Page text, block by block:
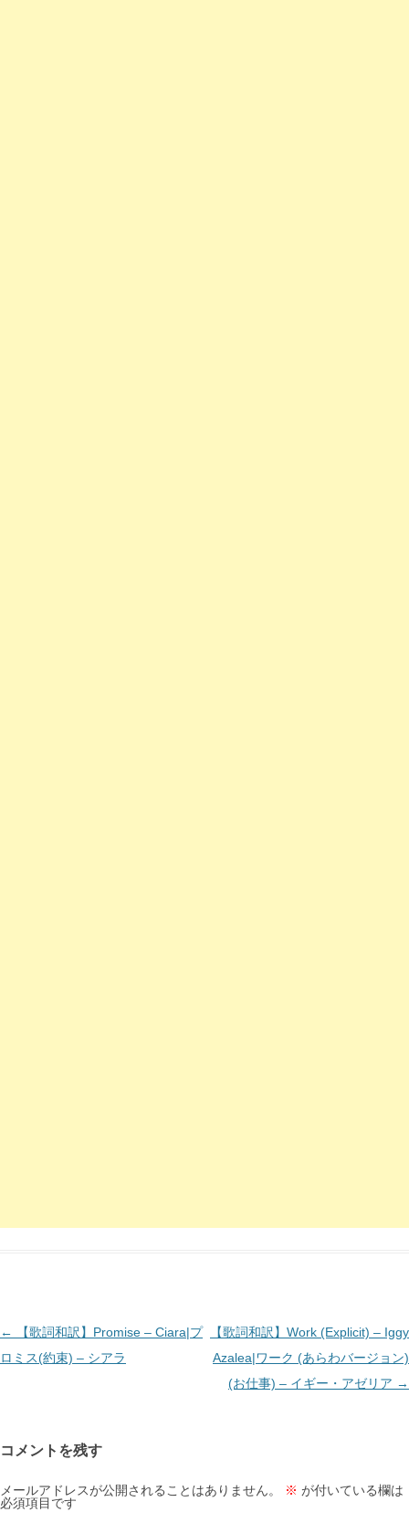
投
稿
ー
シ
ョ
←
【歌詞和訳】Promise – Ciara|プ
ロミス(約束) – シアラ
【歌詞和訳】Work (Explicit) – Iggy
Azalea|ワーク (あらわバージョン)
(お仕事) – イギー・アゼリア →
コメントを残す
メールアドレスが公開されることはありません。 ※ が付いている欄は
必須項目です